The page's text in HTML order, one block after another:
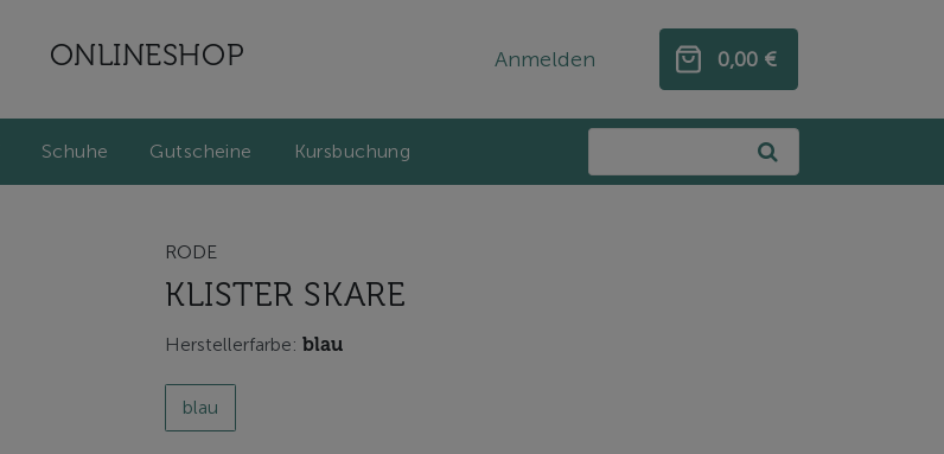
ONLINESHOP Anmelden 0,00 €
Schuhe Gutscheine Kursbuchung
RODE
KLISTER SKARE
Herstellerfarbe: blau
blau